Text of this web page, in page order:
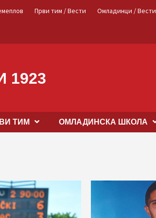
Први тим / Вести Омладинци / Вести
1923
ТИМ OМЛАДИНСКА ШКОЛА